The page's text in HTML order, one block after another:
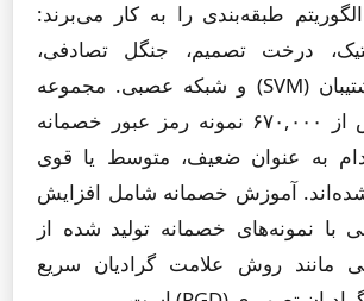
طبقه‌بندی را به کار می‌برند:
درخت تصمیم، جنگل تصادفی،
ماشین بردار پشتیبان (SVM) و شبکه عصبی. مجموعه
داده شامل بیش از ۶۷۰,۰۰۰ نمونه رمز عبور خصمانه
به عنوان ضعیف، متوسط یا قوی
آموزش خصمانه شامل افزایش
با نمونه‌های خصمانه تولید شده از
مانند روش علامت گرادیان سریع